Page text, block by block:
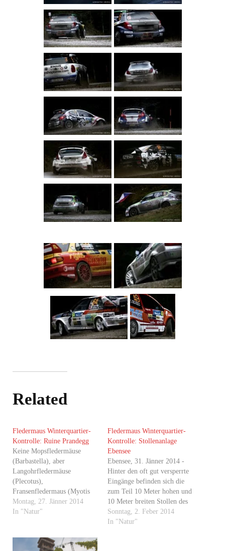
Related
Fledermaus Winterquartier-
Kontrolle: Ruine Prandegg
Keine Mopsfledermäuse
(Barbastella), aber
Langohrfledermäuse
(Plecotus),
Fransenfledermaus (Myotis
nattereri) und
Zwergfledermaus
Montag, 27. Jänner 2014
In "Natur"
Fledermaus Winterquartier-
Kontrolle: Stollenanlage
Ebensee
Ebensee, 31. Jänner 2014 -
Hinter den oft gut versperrte
Eingänge befinden sich die
zum Teil 10 Meter hohen und
10 Meter breiten Stollen des
ehemaligen KZ Ebensee. Die
oft mehrere hundert Meter
Sonntag, 2. Feber 2014
In "Natur"